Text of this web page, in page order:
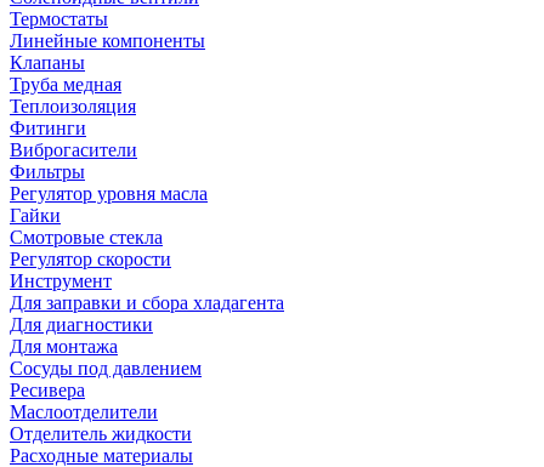
Термостаты
Линейные компоненты
Клапаны
Труба медная
Теплоизоляция
Фитинги
Виброгасители
Фильтры
Регулятор уровня масла
Гайки
Смотровые стекла
Регулятор скорости
Инструмент
Для заправки и сбора хладагента
Для диагностики
Для монтажа
Сосуды под давлением
Ресивера
Маслоотделители
Отделитель жидкости
Расходные материалы